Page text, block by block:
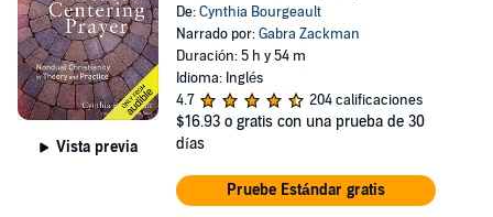
Vista previa
De:Cynthia Bourgeault
Narrado por:Gabra Zackman
Duración: 5 h y 54 m
Idioma: Inglés
4.7
204 calificaciones
$16.93 o gratis con una prueba de 30
días
Pruebe Estándar gratis